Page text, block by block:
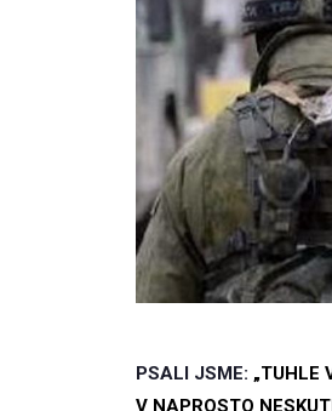
PSALI JSME: „TUHLE
V NAPROSTO